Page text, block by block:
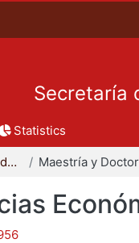
Secretaría
Statistics
Coordinación Divisional de Posgrado